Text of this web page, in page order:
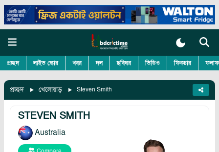
প্রচ্ছদ লাইভ স্কোর খবর দল ছবিঘর ভিডিও ফিকচার
প্রচ্ছদ খেলোয়াড় Steven Smith
STEVEN SMITH
Australia